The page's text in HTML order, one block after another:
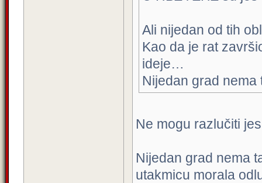
Ali nijedan od tih
Kao da je rat
ideje…
Nijedan grad
Ne mogu razlučiti
Nijedan grad nema
utakmicu morala